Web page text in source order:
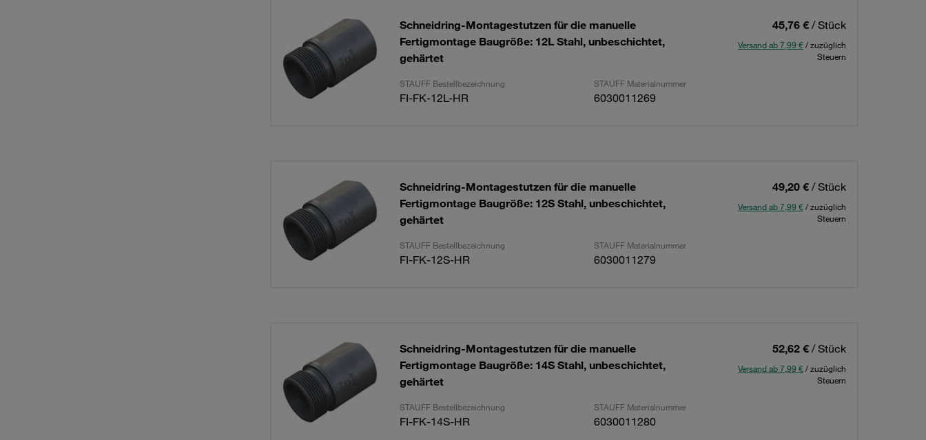
Schneidring-Montagestutzen für die manuelle
Fertigmontage Baugröße: 12L Stahl, unbeschichtet,
gehärtet
45,76 € / Stück
Versand ab 7,99 €/ zuzüglich
Steuern
STAUFF Bestellbezeichnung STAUFF Materialnummer
FI-FK-12L-HR 6030011269
Schneidring-Montagestutzen für die manuelle
Fertigmontage Baugröße: 12S Stahl, unbeschichtet,
gehärtet
49,20 € / Stück
Versand ab 7,99 €/ zuzüglich
Steuern
STAUFF Bestellbezeichnung STAUFF Materialnummer
FI-FK-12S-HR 6030011279
Schneidring-Montagestutzen für die manuelle
Fertigmontage Baugröße: 14S Stahl, unbeschichtet,
gehärtet
52,62 € / Stück
Versand ab 7,99 €/ zuzüglich
Steuern
STAUFF Bestellbezeichnung STAUFF Materialnummer
FI-FK-14S-HR 6030011280